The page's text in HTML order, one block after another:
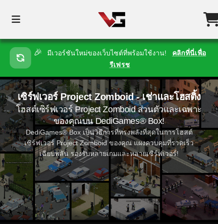
🎉 มีเวอร์ชันใหม่ของเว็บไซต์ที่พร้อมใช้งาน!
คลิกที่นี่เพื่อ
รีเฟรช
เซิร์ฟเวอร์ Project Zomboid - เช่าและโฮสติ้ง
โฮสต์เซิร์ฟเวอร์ Project Zomboid ส่วนตัวและเฉพาะ
ของคุณบน DediGames® Box!
DediGames® Box เป็นวิธีการที่ทรงพลังที่สุดในการโฮสต์
เซิร์ฟเวอร์ Project Zomboid ของคุณ แผงควบคุมที่รวดเร็ว
เฉียบพลัน รองรับหลายเกมและหลายเซิร์ฟเวอร์!